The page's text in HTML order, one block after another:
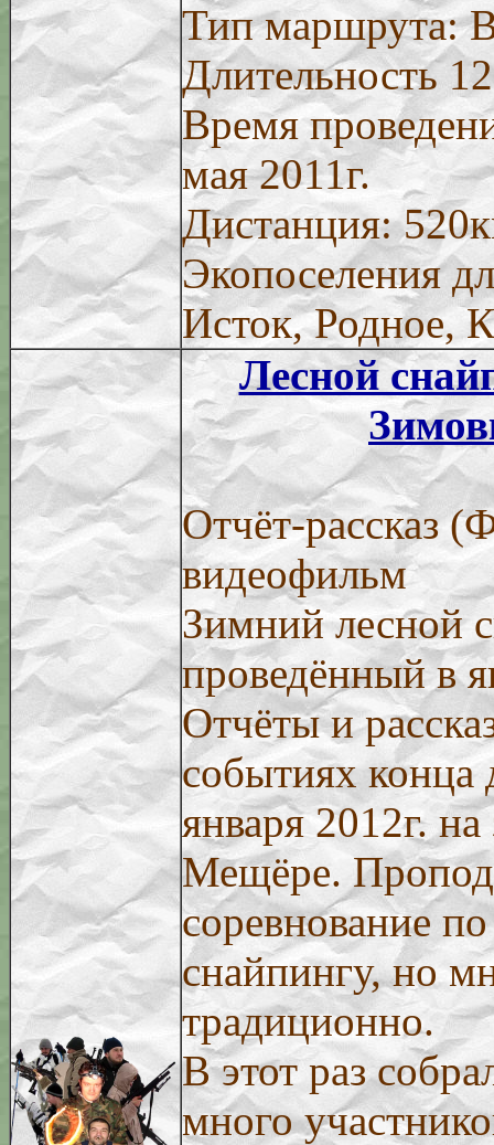
Тип маршрута:
Длительность
Время
мая 2011г.
Дистанция:
Экопоселения
Исток, Родное,
Лесной
Отчёт-рассказ
видеофильм
Зимний лесной
проведённый в
Отчёты и
событиях конца
января 2012г.
Мещёре.
соревнование
снайпингу, но
традиционно.
В этот раз
много